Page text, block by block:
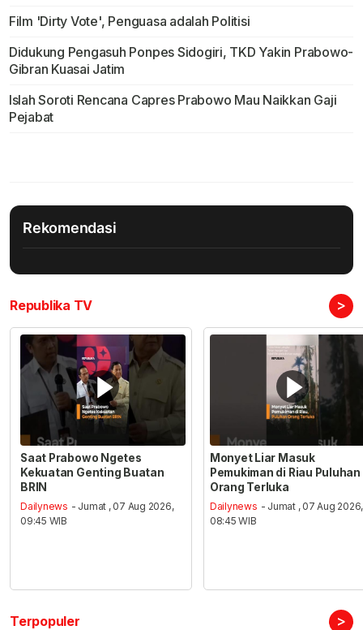
Film 'Dirty Vote', Penguasa adalah Politisi
Didukung Pengasuh Ponpes Sidogiri, TKD Yakin Prabowo-
Gibran Kuasai Jatim
Islah Soroti Rencana Capres Prabowo Mau Naikkan Gaji
Pejabat
Rekomendasi
Republika TV >
Saat Prabowo Ngetes
Kekuatan Genting Buatan
BRIN
Dailynews - Jumat , 07 Aug 2026,
09:45 WIB
Monyet Liar Masuk
Pemukiman di Riau Puluhan
Orang Terluka
Dailynews - Jumat , 07 Aug 2026,
08:45 WIB
Terpopuler >